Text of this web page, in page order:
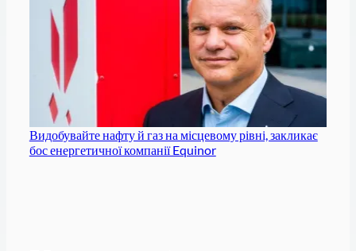
Видобувайте нафту й газ на місцевому рівні, закликає
бос енергетичної компанії Equinor